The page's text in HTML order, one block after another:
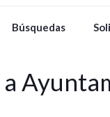
Búsquedas